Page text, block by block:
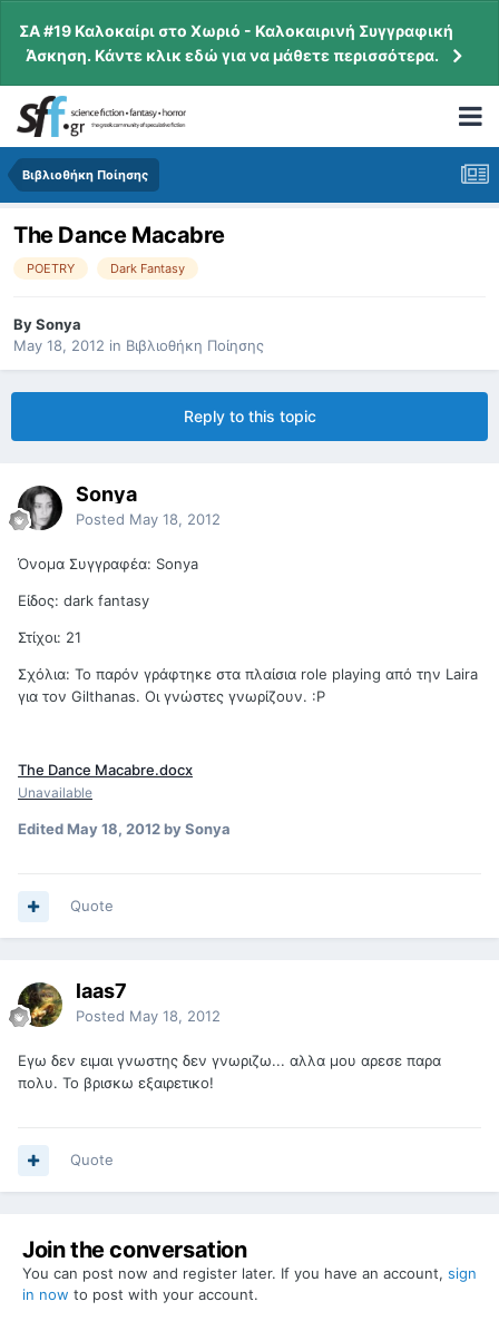
ΣΑ #19 Καλοκαίρι στο Χωριό - Καλοκαιρινή Συγγραφική
Άσκηση. Κάντε κλικ εδώ για να μάθετε περισσότερα.
Βιβλιοθήκη Ποίησης
The Dance Macabre
POETRY Dark Fantasy
BySonya
May 18, 2012 in Βιβλιοθήκη Ποίησης
Reply to this topic
Sonya
Posted May 18, 2012
Όνομα Συγγραφέα: Sonya
Είδος: dark fantasy
Στίχοι: 21
Σχόλια: Το παρόν γράφτηκε στα πλαίσια role playing από την Laira
για τον Gilthanas. Οι γνώστες γνωρίζουν. :Ρ
The Dance Macabre.docx
Unavailable
EditedMay 18, 2012by Sonya
Quote
laas7
Posted May 18, 2012
Εγω δεν ειμαι γνωστης δεν γνωριζω... αλλα μου αρεσε παρα
πολυ. Το βρισκω εξαιρετικο!
Quote
Join the conversation
You can post now and register later. If you have an account, sign
in now to post with your account.